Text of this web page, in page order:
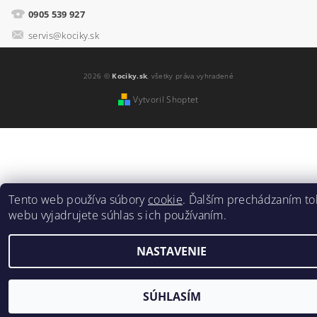
0905 539 927
servis@kociky.sk
2026 © Kociky.sk, všetky práva vyhradené
Vytvoril Shoptet
Tento web používa súbory cookie. Ďalším prechádzaním
webu vyjadrujete súhlas s ich používaním.
NASTAVENIE
SÚHLASÍM